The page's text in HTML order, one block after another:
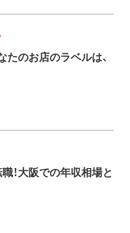
のお店のラベルは、
！大阪での年収相場と